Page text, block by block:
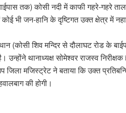
तक) कोसी नदी में काफी गहरे-गहरे
भी जन-हानि के दृष्टिगत उक्त क्षेत्र में
(कोसी शिव मन्दिर से दौलाघट रोड के
थानाध्यक्ष सोमेश्वर राजस्व निरीक्षक
मजिस्ट्रेट ने बताया कि उक्त
की होगी।